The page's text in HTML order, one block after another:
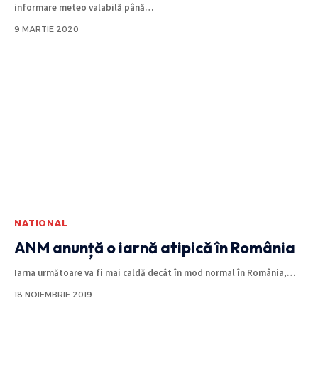
informare meteo valabilă până…
9 MARTIE 2020
NATIONAL
ANM anunță o iarnă atipică în România
Iarna următoare va fi mai caldă decât în mod normal în România,…
18 NOIEMBRIE 2019